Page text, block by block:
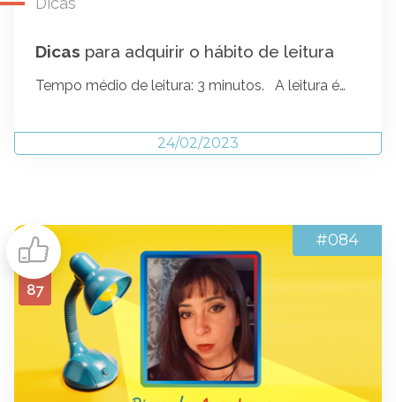
Dicas para adquirir o hábito de leitura
Tempo médio de leitura: 3 minutos. A leitura é…
24/02/2023
87
#084